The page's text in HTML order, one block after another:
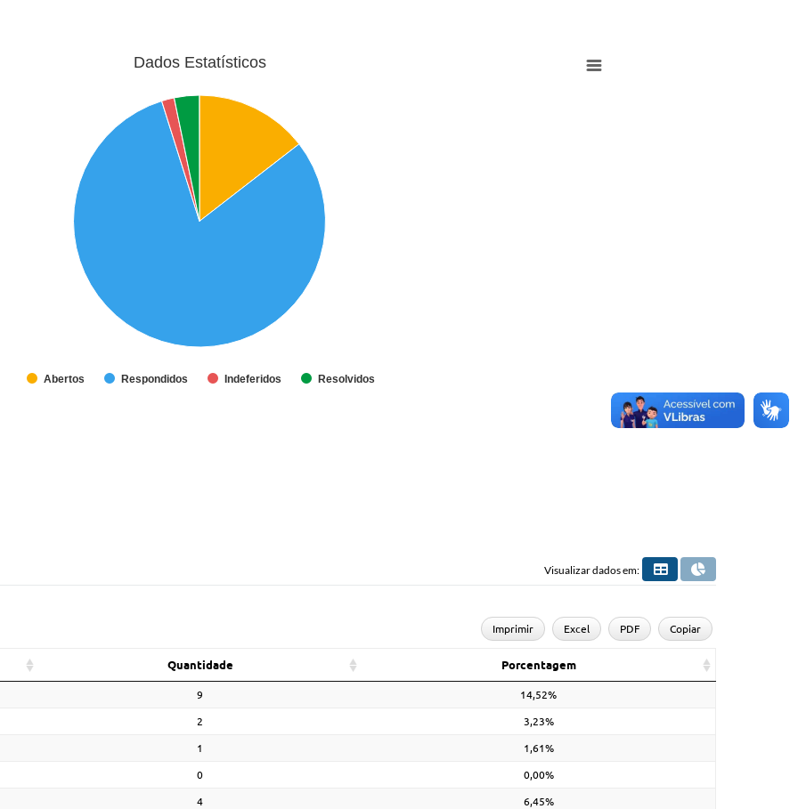
Dados Estatísticos
Abertos Respondidos Indeferidos Resolvidos
Visualizar dados em:
Imprimir Excel PDF Copiar
Quantidade Porcentagem
9 14,52%
2 3,23%
1 1,61%
0 0,00%
4 6,45%